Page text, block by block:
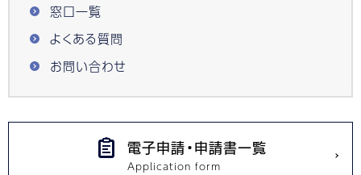
窓口一覧
よくある質問
お問い合わせ
電子申請・申請書一覧